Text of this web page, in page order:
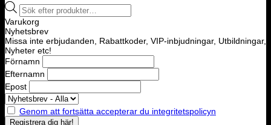
Products
search
Varukorg
Nyhetsbrev
Missa inte erbjudanden, Rabattkoder, VIP-inbjudningar, Utbildningar,
Nyheter etc!
Förnamn
Efternamn
Epost
Genom att fortsätta accepterar du integritetspolicyn